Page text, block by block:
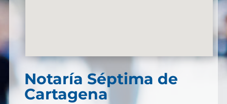
Notaría Séptima de
Cartagena